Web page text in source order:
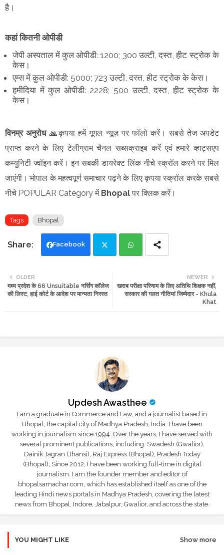
है।
कहां कितनी ओपीडी
जेपी अस्पताल में कुल ओपीडी: 1200; 300 उल्टी, दस्त, हीट स्ट्रोक के
केस।
एम्स में कुल ओपीडी: 5000; 723 उल्टी, दस्त, हीट स्ट्रोक के केस।
हमीदिया में कुल ओपीडी: 2228; 500 उल्टी, दस्त, हीट स्ट्रोक के
केस।
विनम्र अनुरोध 🙏कृपया हमें गूगल न्यूज़ पर फॉलो करें। सबसे तेज अपडेट
प्राप्त करने के लिए टेलीग्राम चैनल सब्सक्राइब करें एवं हमारे व्हाट्सएप
कम्युनिटी ज्वॉइन करें। इन सबकी डायरेक्ट लिंक नीचे स्क्रॉल करने पर मिल
जाएंगी। भोपाल के महत्वपूर्ण समाचार पढ़ने के लिए कृपया स्क्रॉल करके सबसे
नीचे POPULAR Category में Bhopal पर क्लिक करें।
Tags Bhopal
Facebook
tte ats
NEWER
खराब परीक्षा परिणाम के लिए अतिथि शिक्षक नहीं,
सरकार की गलत नीतियां जिम्मेदार - Khula
Khat
OLDER
मध्य प्रदेश के 66 Unsuitable नर्सिंग कॉलेज
की लिस्ट, हाई कोर्ट के आदेश पर मान्यता निरस्त
Updesh Awasthee
I am a graduate in Commerce and Law, and a journalist based in
Bhopal, the capital city of Madhya Pradesh, India. I have been
working in journalism since 1994. Over the years, I have served with
several prominent publications, including: Swadesh (Gwalior),
Dainik Jagran (Jhansi), Raj Express (Bhopal), Pradesh Today
(Bhopal); Since 2012, I have been working full-time in digital
journalism. I am the founder member and editor of
bhopalsamachar.com, which has established itself as one of the
leading Hindi news portals in Madhya Pradesh, covering the latest
news from Bhopal, Indore, Jabalpur, Gwalior, and across the state.
YOU MIGHT LIKE Show more